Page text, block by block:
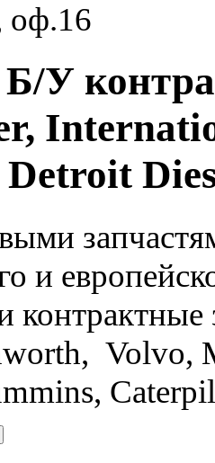
оф.16
Б/У
и
Volvo,